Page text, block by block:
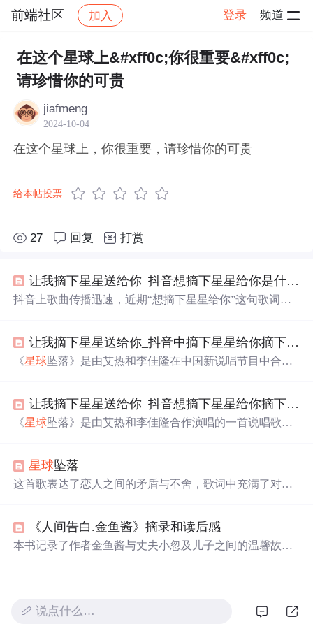
前端社区 加入 登录 频道
社区 前端社区 感慨 帖子详情
在这个星球上&#xff0c;你很重要&#xff0c;
请珍惜你的可贵
jiafmeng
2024-10-04
在这个星球上，你很重要，请珍惜你的可贵
给本帖投票
27 回复 打赏
让我摘下星星送给你_抖音想摘下星星给你是什么歌
抖音上歌曲传播迅速，近期“想摘下星星给你”这句歌词所
个人资料，以及该歌曲的部分歌词。
让我摘下星星送给你_抖音中摘下星星给你摘下月亮的歌词是什么歌
《星球坠落》是由艾热和李佳隆在中国新说唱节目中合作
心的歌词受到众多网友的喜爱。
让我摘下星星送给你_抖音想摘下星星给你摘下月亮给你是什么歌？ 《
《星球坠落》是由艾热和李佳隆合作演唱的一首说唱歌
诺。星球坠落
这首歌表达了恋人之间的矛盾与不舍，歌词中充满了对于
《人间告白.金鱼酱》摘录和读后感
本书记录了作者金鱼酱与丈夫小忽及儿子之间的温馨故
说点什么…